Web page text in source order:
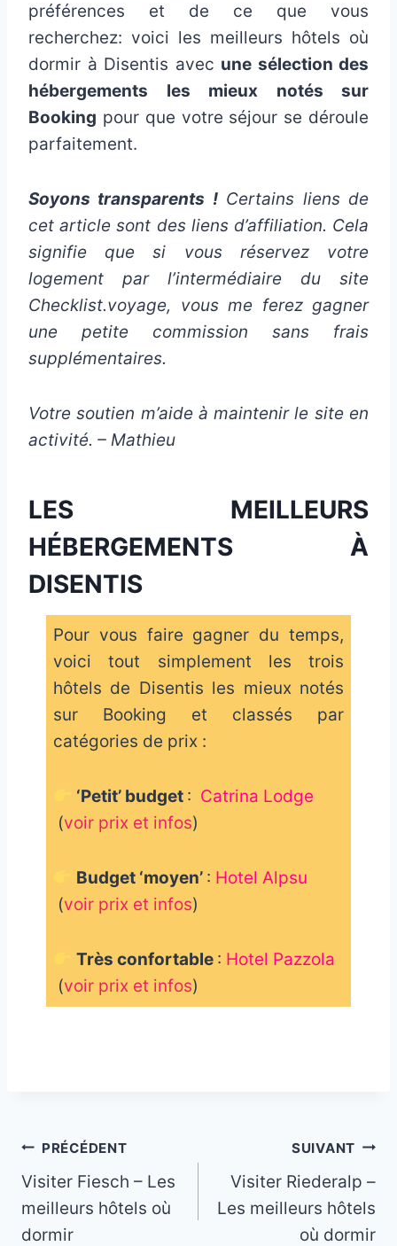
préférences et de ce que vous
recherchez: voici les meilleurs hôtels où
dormir à Disentis avec une sélection des
hébergements les mieux notés sur
Booking pour que votre séjour se déroule
parfaitement.
Soyons transparents !Certains liens de
cet article sont des liens d’affiliation. Cela
signifie que si vous réservez votre
logement par l’intermédiaire du site
Checklist.voyage, vous me ferez gagner
une petite commission sans frais
supplémentaires.
Votre soutien m’aide à maintenir le site en
activité. – Mathieu
LES MEILLEURS
HÉBERGEMENTS À
DISENTIS
Pour vous faire gagner du temps,
voici tout simplement les trois
hôtels de Disentis les mieux notés
sur Booking et classés par
catégories de prix :
‘Petit’ budget : Catrina Lodge
(voir prix et infos)
Budget ‘moyen’ : Hotel Alpsu
(voir prix et infos)
Très confortable : Hotel Pazzola
(voir prix et infos)
Navigation
de
l’article
PRÉCÉDENT
Visiter Fiesch – Les
meilleurs hôtels où
dormir
SUIVANT
Visiter Riederalp –
Les meilleurs hôtels
où dormir